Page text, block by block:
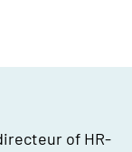
of HR-